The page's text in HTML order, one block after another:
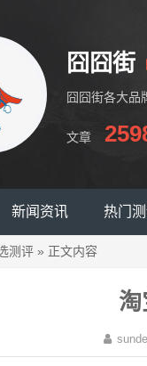
囧囧街
囧囧街各大品
文章
新闻资讯 热门
测评 » 正文内容